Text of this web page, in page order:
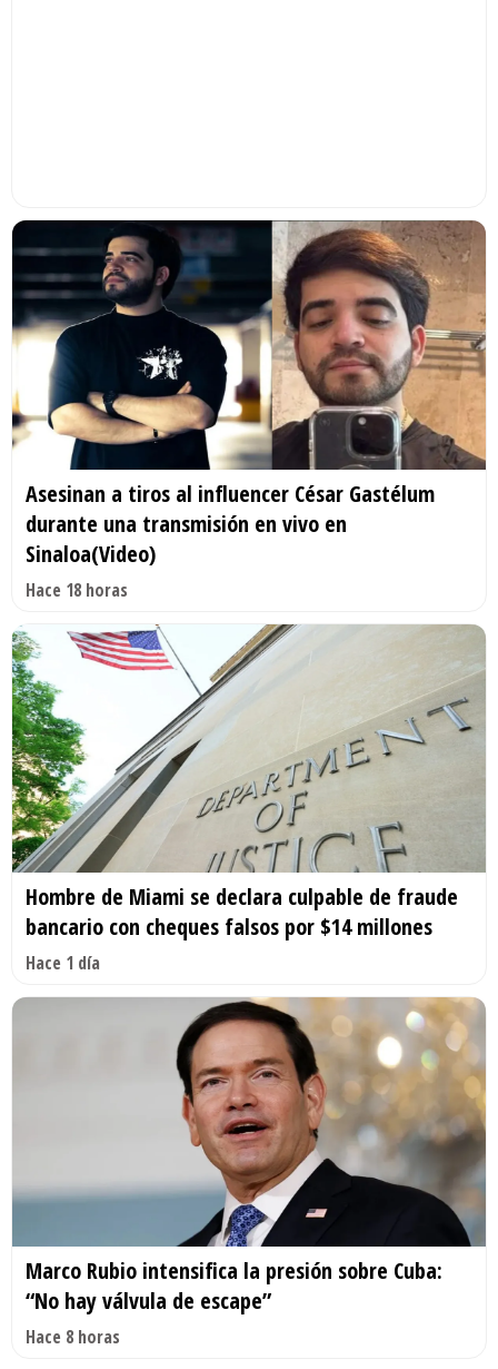
Asesinan a tiros al influencer César Gastélum
durante una transmisión en vivo en
Sinaloa(Video)
Hace 18 horas
Hombre de Miami se declara culpable de fraude
bancario con cheques falsos por $14 millones
Hace 1 día
Marco Rubio intensifica la presión sobre Cuba:
“No hay válvula de escape”
Hace 8 horas